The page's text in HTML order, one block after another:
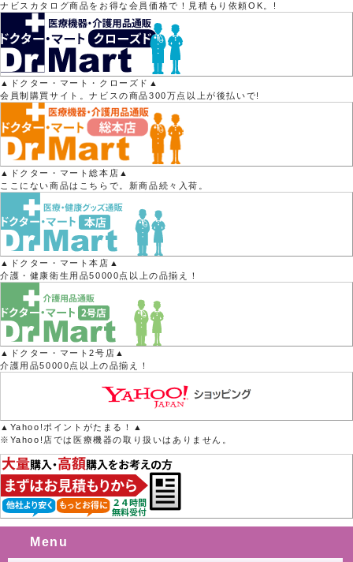
ナビスカタログ商品をお得な会員価格で！見積もり依頼OK。!
▲ドクター・マート・クローズド▲
会員制購買サイト。ナビスの商品300万点以上が後払いで!
▲ドクター・マート総本店▲
ここにない商品はこちらで。新商品続々入荷。
▲ドクター・マート本店▲
介護・健康衛生用品50000点以上の品揃え！
▲ドクター・マート2号店▲
介護用品50000点以上の品揃え！
▲Yahoo!ポイントがたまる！▲
※Yahoo!店では医療機器の取り扱いはありません。
Menu